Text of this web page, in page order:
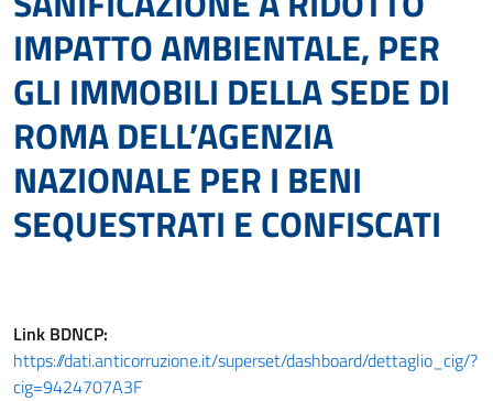
IMPATTO AMBIENTALE, PER
GLI IMMOBILI DELLA SEDE DI
ROMA DELL’AGENZIA
NAZIONALE PER I BENI
SEQUESTRATI E CONFISCATI
Link BDNCP:
https://dati.anticorruzione.it/superset/dashboard/dettaglio_cig/?
cig=9424707A3F